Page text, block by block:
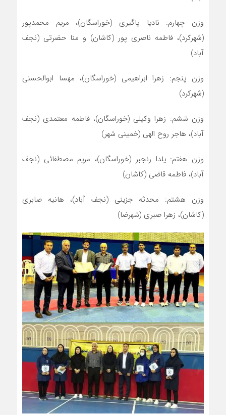
وزن چهارم: نادیا پاگیری (خوراسگان)، مریم محمدپور
(شهرکرد)، فاطمه ناصری پور (کاشان) و منا حضرتی (نجف
آباد)
وزن پنجم: زهرا ابراهیمی (خوراسگان)، مهسا ابوالحسنی
(شهرکرد)
وزن ششم: زهرا وکیلی (خوراسگان)، فاطمه معتمدی (نجف
آباد)، هاجر روح الهی (خمینی شهر)
وزن هفتم: یلدا رنجبر (خوراسگان)، مریم مصطفائی (نجف
آباد)، فاطمه قاضی (کاشان)
وزن هشتم: محدثه جزینی (نجف آباد)، هانیه صابری
(کاشان)، زهرا صبری (شهرضا)